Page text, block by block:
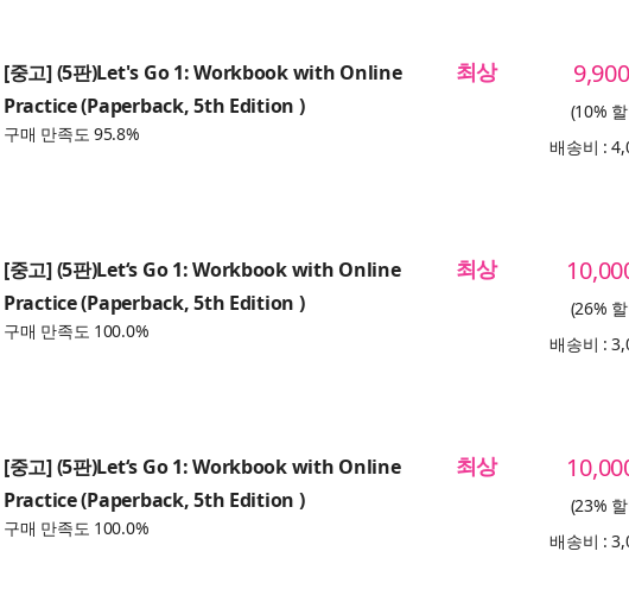
[중고] (5판)Let's Go 1: Workbook with Online
Practice (Paperback, 5th Edition )
구매 만족도 95.8%
최상 9,900
(10%
배송비 :
[중고] (5판)Let‘s Go 1: Workbook with Online
Practice (Paperback, 5th Edition )
구매 만족도 100.0%
최상
(26%
배송비 :
[중고] (5판)Let‘s Go 1: Workbook with Online
Practice (Paperback, 5th Edition )
구매 만족도 100.0%
최상
(23%
배송비 :